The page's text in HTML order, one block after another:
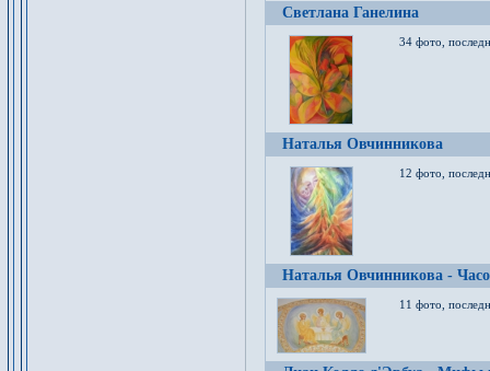
Светлана Ганелина
34 фото,
Наталья Овчинникова
12 фото,
Наталья Овчинникова -
11 фото,